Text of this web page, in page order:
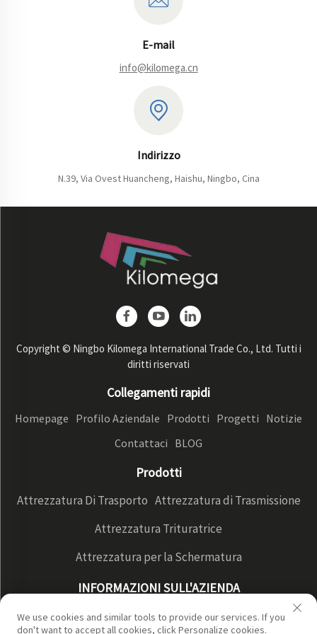
E-mail
info@kilomega.cn
Indirizzo
N.39, Via Ovest Huancheng, Haishu, Ningbo, Cina
Copyright © Ningbo Kilomega International Trade Co., Ltd. Tutti i
diritti riservati
Collegamenti rapidi
Homepage Profilo Aziendale Prodotti Progetti Notizie
Contattaci BLOG
Prodotti
Attrezzatura Di Trasporto Attrezzatura di Trasmissione
Attrezzatura Trituratrice
Attrezzatura per la Schermatura
INFORMAZIONI SULL'AZIENDA
Profilo aziendale Visualizzazione di fabbrica
We use cookies and similar tools to provide our services. If you
don't want to accept all cookies, click Personalize cookies.